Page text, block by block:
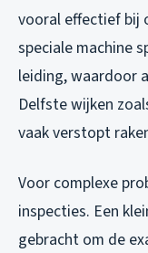
vooral effectief bij
speciale machine
leiding, waardoor
Delfste wijken
vaak verstopt
Voor complexe
inspecties. Een
gebracht om de